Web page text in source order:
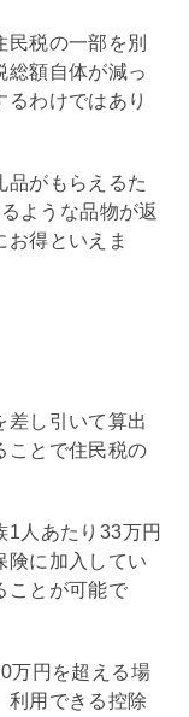
税の一部を別
総額自体が減っ
わけではあり
品がもらえるた
ような品物が返
得といえま
差し引いて算出
ことで住民税の
1人あたり33万円
険に加入してい
ことが可能で
万円を超える場
利用できる控除